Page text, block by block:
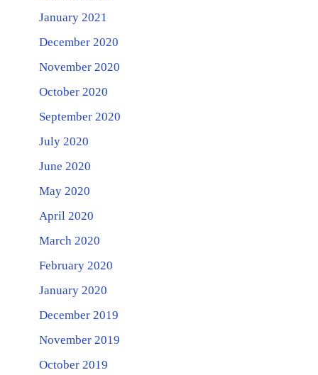
January 2021
December 2020
November 2020
October 2020
September 2020
July 2020
June 2020
May 2020
April 2020
March 2020
February 2020
January 2020
December 2019
November 2019
October 2019